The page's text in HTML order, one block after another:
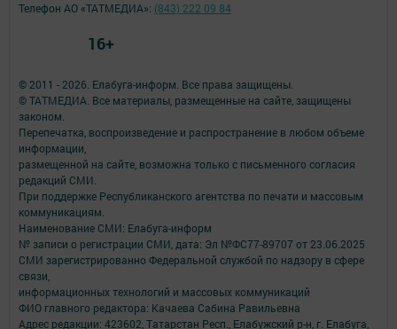
© 2011 - 2026. Елабуга-информ. Все права защищены.
© ТАТМЕДИА. Все материалы, размещенные на сайте, защищены
законом.
Перепечатка, воспроизведение и распространение в любом объеме
информации,
размещенной на сайте, возможна только с письменного согласия
редакций СМИ.
При поддержке Республиканского агентства по печати и массовым
коммуникациям.
Наименование СМИ: Елабуга-информ
№ записи о регистрации СМИ, дата: Эл №ФС77-89707 от 23.06.2025
СМИ зарегистрированно Федеральной службой по надзору в сфере
связи,
информационных технологий и массовых коммуникаций
ФИО главного редактора: Качаева Сабина Равильевна
Адрес редакции: 423602, Татарстан Респ., Елабужский р-н, г. Елабуга,
Телефон АО «ТАТМЕДИА»: (843) 222 09 84
16+